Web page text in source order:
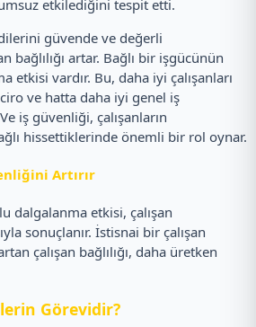
etkilediğini tespit etti.
güvende ve değerli
bağlılığı artar. Bağlı bir işgücünün
etkisi vardır. Bu, daha iyi çalışanları
ve hatta daha iyi genel iş
iş güvenliği, çalışanların
hissettiklerinde önemli bir rol oynar.
Artırır
dalgalanma etkisi, çalışan
sonuçlanır. İstisnai bir çalışan
çalışan bağlılığı, daha üretken
Görevidir?